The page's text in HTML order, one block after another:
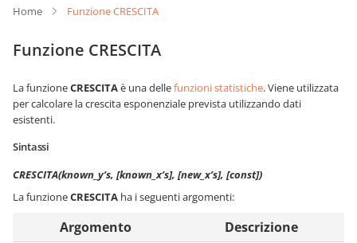
Home Funzione CRESCITA
Funzione CRESCITA
La funzioneCRESCITAè una dellefunzioni statistiche. Viene utilizzata
per calcolare la crescita esponenziale prevista utilizzando dati
esistenti.
Sintassi
CRESCITA(known_y’s, [known_x’s], [new_x’s], [const])
La funzioneCRESCITA ha i seguenti argomenti:
Argomento Descrizione